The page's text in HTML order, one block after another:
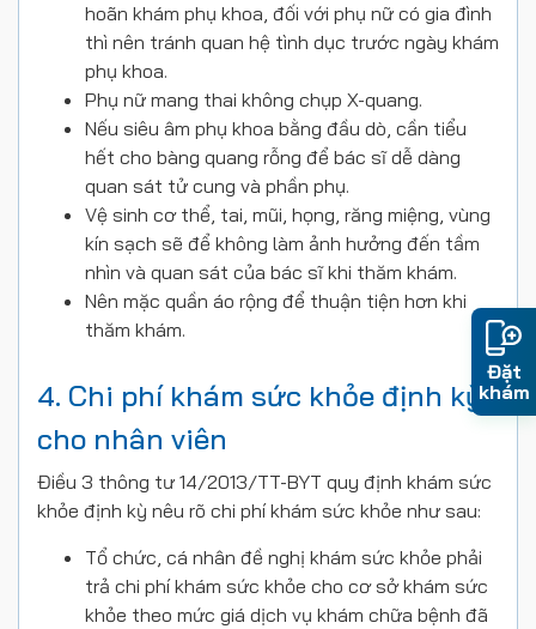
hoãn khám phụ khoa, đối với phụ nữ có gia đình
thì nên tránh quan hệ tình dục trước ngày khám
phụ khoa.
Phụ nữ mang thai không chụp X-quang.
Nếu siêu âm phụ khoa bằng đầu dò, cần tiểu
hết cho bàng quang rỗng để bác sĩ dễ dàng
quan sát tử cung và phần phụ.
Vệ sinh cơ thể, tai, mũi, họng, răng miệng, vùng
kín sạch sẽ để không làm ảnh hưởng đến tầm
nhìn và quan sát của bác sĩ khi thăm khám.
Nên mặc quần áo rộng để thuận tiện hơn khi
thăm khám.
4. Chi phí khám sức khỏe định kỳ
cho nhân viên
Điều 3 thông tư 14/2013/TT-BYT quy định khám sức
khỏe định kỳ nêu rõ chi phí khám sức khỏe như sau:
Tổ chức, cá nhân đề nghị khám sức khỏe phải
trả chi phí khám sức khỏe cho cơ sở khám sức
khỏe theo mức giá dịch vụ khám chữa bệnh đã
Đặt
khám